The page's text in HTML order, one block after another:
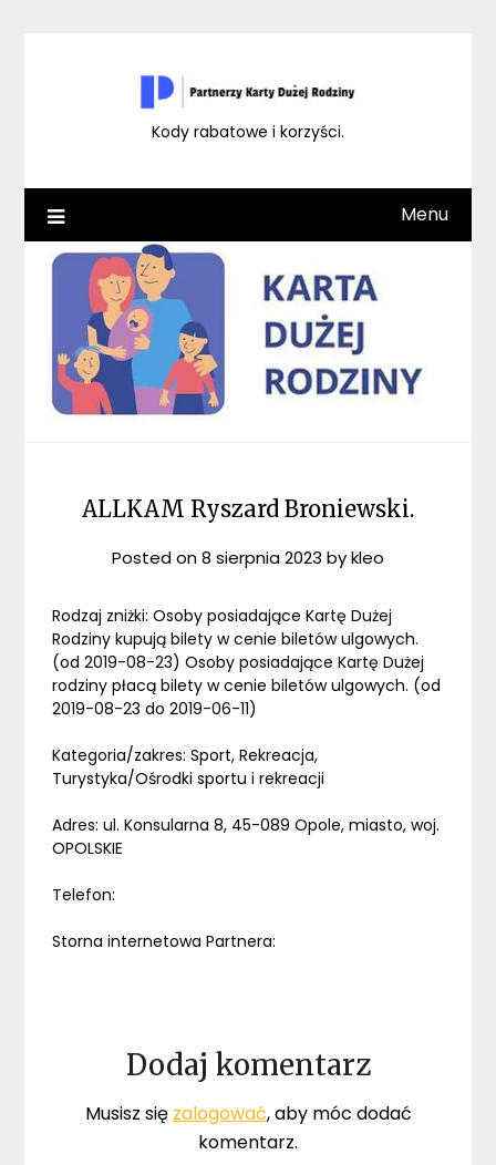
Kody rabatowe i korzyści.
Menu
ALLKAM Ryszard Broniewski.
Posted on8 sierpnia 2023 bykleo
Rodzaj zniżki: Osoby posiadające Kartę Dużej
Rodziny kupują bilety w cenie biletów ulgowych.
(od 2019-08-23) Osoby posiadające Kartę Dużej
rodziny płacą bilety w cenie biletów ulgowych. (od
2019-08-23 do 2019-06-11)
Kategoria/zakres: Sport, Rekreacja,
Turystyka/Ośrodki sportu i rekreacji
Adres: ul. Konsularna 8, 45-089 Opole, miasto, woj.
OPOLSKIE
Telefon:
Storna internetowa Partnera:
Dodaj komentarz
Musisz się zalogować, aby móc dodać
komentarz.